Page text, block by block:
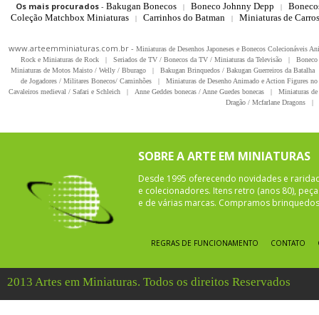
Os mais procurados- Bakugan Bonecos | Boneco Johnny Depp |
Coleção Matchbox Miniaturas
| Carrinhos do Batman | Miniaturas de
www.arteemminiaturas.com.br - Miniaturas de Desenhos Japoneses e Bonecos Colecionáveis
Rock e Miniaturas de Rock
| Seriados de TV / Bonecos da TV / Miniaturas da Televisão |
Miniaturas de Motos Maisto / Welly / Bburago
| Bakugan Brinquedos / Bakugan Guerreiros da Batalha
de Jogadores / Militares Bonecos/ Caminhões
|
Miniaturas de Desenho Animado e Action Figures
Cavaleiros medieval / Safari e Schleich
| Anne Geddes bonecas / Anne Guedes bonecas |
Miniaturas
Dragão / Mcfarlane Dragons
|
SOBRE A ARTE EM MINIATURAS
Desde 1995 oferecendo novidades e
e colecionadores. Itens retro (anos 80),
e de várias marcas. Compramos
REGRAS DE FUNCIONAMENTO CONTATO
2013 Artes em Miniaturas. Todos os direitos Reservados